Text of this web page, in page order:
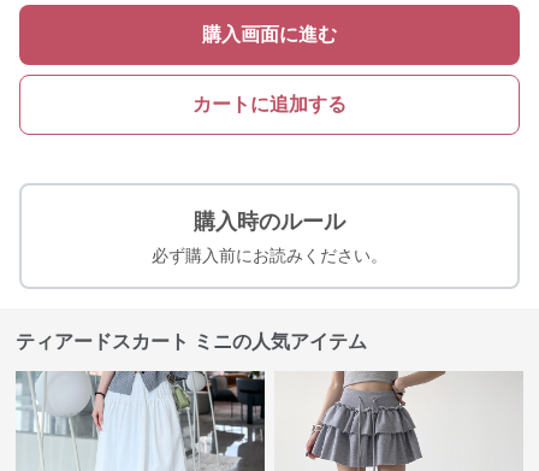
購入画面に進む
カートに追加する
購入時のルール
必ず購入前にお読みください。
ティアードスカート ミニの人気アイテム